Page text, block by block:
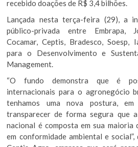
recebido doações de R$ 3,4 bilhões.
Lançada nesta terça-feira (29), a
público-privada entre Embrapa,
Cocamar, Ceptis, Bradesco,
para o Desenvolvimento e
Management.
“O fundo demonstra que é
internacionais para o agronegócio
tenhamos uma nova postura,
transparecer de forma segura que
nacional é composta em sua
em conformidade ambiental e